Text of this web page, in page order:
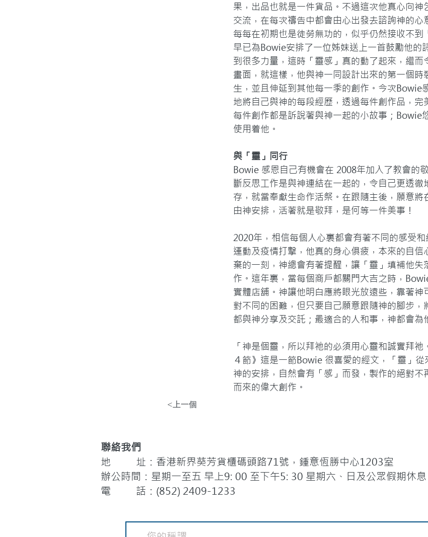
果，出品也就是一件貨品。不過這次他真心向
交流，在每次禱告中都會由心出發去諮詢神的
每每在初期也是徒勞無功的，似乎仍然接收不
早已為Bowie安排了一位姊妹送上一首鼓勵他的
到很多力量，這時「靈感」真的動了起來，繼
畫面，就這樣，他與神一同設計出來的第一個
生，並且伸延到其他每一季的創作。今次Bowie
地將自己與神的每段經歷，透過每件創作品，
每件創作都是訴說著與神一起的小故事；Bowie
使用着他。
與「靈」同行
Bowie 感恩自己有機會在 2008年加入了教會的
斷反思工作是與神連結在一起的，令自己更透
存，就當奉獻生命作活祭。在跟隨主後，願意
由神安排，活著就是敬拜，是何等一件美事！
2020年，相信每個人心裏都會有著不同的感受
運動及疫情打擊，他真的身心俱疲，本來的自
棄的一刻，神總會有著提醒，讓「靈」填補他
作。這年裏，當每個商戶都關門大吉之時，
實體店舖。神讓他明白應將眼光放遠些，靠著
對不同的困難，但只要自己願意跟隨神的腳步
都與神分享及交託；最適合的人和事，神都會為
「神是個靈，所以拜祂的必須用心靈和誠實拜
４節》這是一節Bowie 很喜愛的經文，「靈」
神的安排，自然會有「感」而發，製作的絕對不
而來的偉大創作。
<上一個
聯絡我們
地 址：香港新界葵芳貨櫃碼頭路71號，鍾意恆勝中心1203室
辦公時間：星期一至五 早上9: 00 至下午5: 30 星期六、日及公眾假期休息
電 話：(852) 2409-1233